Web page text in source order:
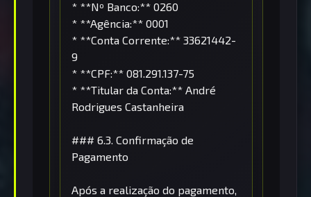
* **Nº Banco:** 0260
* **Agência:** 0001
* **Conta Corrente:** 33621442-
9
* **CPF:** 081.291.137-75
* **Titular da Conta:** André
Rodrigues Castanheira
### 6.3. Confirmação de
Pagamento
Após a realização do pagamento,